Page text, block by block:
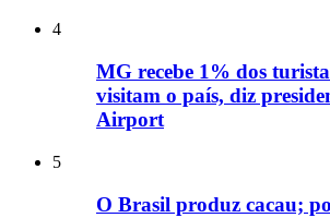
4
MG recebe 1% dos
visitam o país, diz
Airport
5
O Brasil produz cacau;